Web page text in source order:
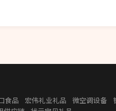
食品 宏伟礼业礼品 微空调设备